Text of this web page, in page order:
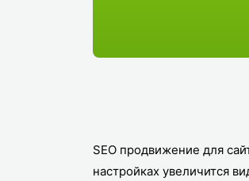
SEO продвижение для
настройках увеличится